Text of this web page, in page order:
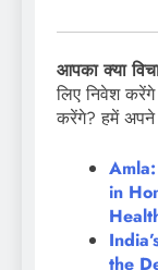
आपका क्या
लिए निवेश करेंगे
करेंगे? हमें अपने
in
the